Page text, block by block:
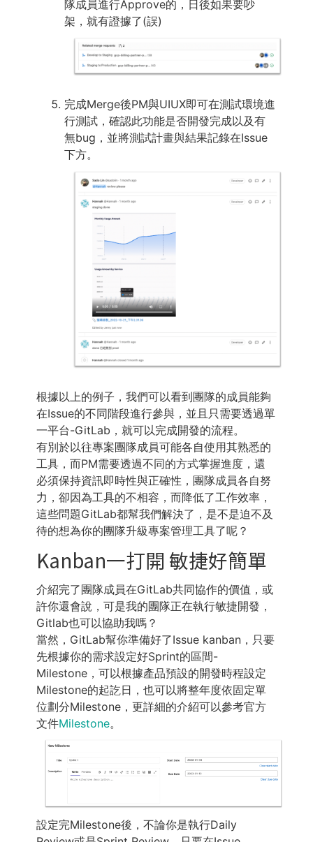
隊成員進行Approve的，日後如果要吵
架，就有證據了(誤)
完成Merge後PM與UIUX即可在測試環境進
行測試，確認此功能是否開發完成以及有
無bug，並將測試計畫與結果記錄在Issue
下方。
根據以上的例子，我們可以看到團隊的成員能夠
在Issue的不同階段進行參與，並且只需要透過單
一平台-GitLab，就可以完成開發的流程。
有別於以往專案團隊成員可能各自使用其熟悉的
工具，而PM需要透過不同的方式掌握進度，還
必須保持資訊即時性與正確性，團隊成員各自努
力，卻因為工具的不相容，而降低了工作效率，
這些問題GitLab都幫我們解決了，是不是迫不及
待的想為你的團隊升級專案管理工具了呢？
Kanban一打開 敏捷好簡單
介紹完了團隊成員在GitLab共同協作的價值，或
許你還會說，可是我的團隊正在執行敏捷開發，
Gitlab也可以協助我嗎？
當然，GitLab幫你準備好了Issue kanban，只要
先根據你的需求設定好Sprint的區間-
Milestone，可以根據產品預設的開發時程設定
Milestone的起訖日，也可以將整年度依固定單
位劃分Milestone，更詳細的介紹可以參考官方
文件Milestone。
設定完Milestone後，不論你是執行Daily